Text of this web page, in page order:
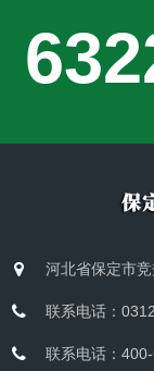
河北省保定市
联系电话：
联系电话：